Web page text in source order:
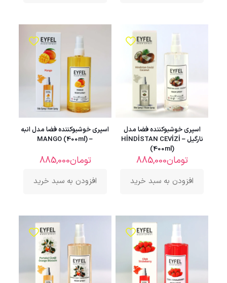
اسپری خوشبوکننده فضا مدل
نارگیل – HİNDİSTAN CEVİZİ
(400ml)
تومان885,000
افزودن به سبد خرید
اسپری خوشبوکننده فضا مدل انبه
– MANGO (400ml)
تومان885,000
افزودن به سبد خرید